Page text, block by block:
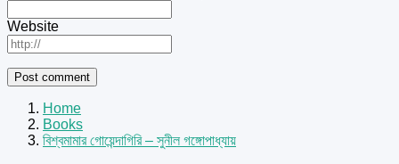
Website
Home
Books
বিশ্বমামার গোয়েন্দাগিরি – সুনীল গঙ্গোপাধ্যায়